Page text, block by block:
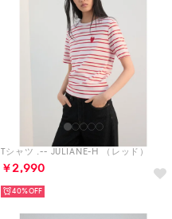
Tシャツ .-- JULIANE-H （レッド）
￥2,990
40%